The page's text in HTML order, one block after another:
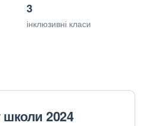
3
інклюзивні класи
школи 2024